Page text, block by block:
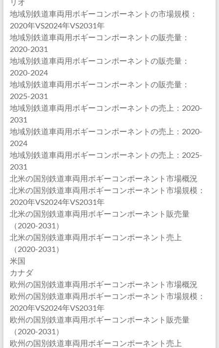
地域別鉄道車両用ボギーコンポーネントの市場規模：
2020年VS2024年VS2031年
地域別鉄道車両用ボギーコンポーネントの販売量：
2020-2031
地域別鉄道車両用ボギーコンポーネントの販売量：
2020-2024
地域別鉄道車両用ボギーコンポーネントの販売量：
2025-2031
地域別鉄道車両用ボギーコンポーネントの売上：2020-
2031
地域別鉄道車両用ボギーコンポーネントの売上：2020-
2024
地域別鉄道車両用ボギーコンポーネントの売上：2025-
2031
北米の国別鉄道車両用ボギーコンポーネント市場概況
北米の国別鉄道車両用ボギーコンポーネント市場規模：
2020年VS2024年VS2031年
北米の国別鉄道車両用ボギーコンポーネント販売量
（2020-2031）
北米の国別鉄道車両用ボギーコンポーネント売上
（2020-2031）
米国
カナダ
欧州の国別鉄道車両用ボギーコンポーネント市場概況
欧州の国別鉄道車両用ボギーコンポーネント市場規模：
2020年VS2024年VS2031年
欧州の国別鉄道車両用ボギーコンポーネント販売量
（2020-2031）
欧州の国別鉄道車両用ボギーコンポーネント売上